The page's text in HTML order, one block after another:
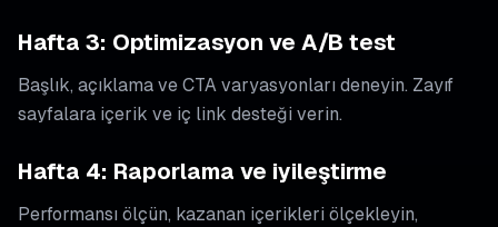
Hafta 3: Optimizasyon ve A/B test
Başlık, açıklama ve CTA varyasyonları deneyin. Zayıf
sayfalara içerik ve iç link desteği verin.
Hafta 4: Raporlama ve iyileştirme
Performansı ölçün, kazanan içerikleri ölçekleyin,